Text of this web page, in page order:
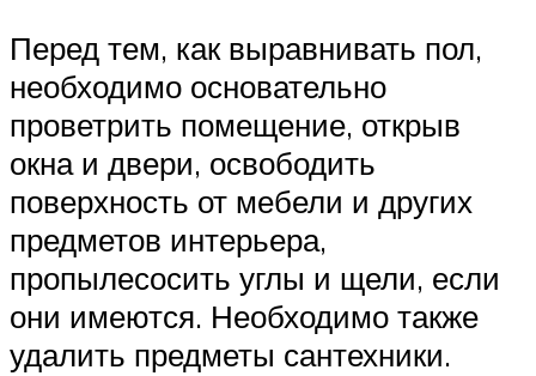
Перед тем, как выравнивать пол,
необходимо основательно
проветрить помещение, открыв
окна и двери, освободить
поверхность от мебели и других
предметов интерьера,
пропылесосить углы и щели, если
они имеются. Необходимо также
удалить предметы сантехники.